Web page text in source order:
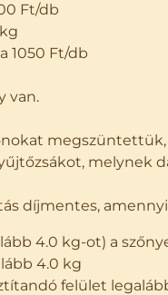
Ft/db
Ft/db
van.
melynek
díjmentes,
4.0 kg-ot) a
4.0 kg
felület